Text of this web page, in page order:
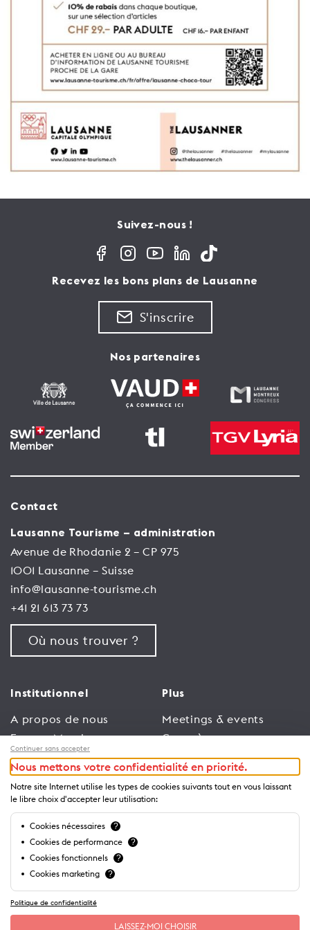
Suivez-nous !
Recevez les bons plans de Lausanne
S'inscrire
Nos partenaires
Contact
Lausanne Tourisme – administration
Avenue de Rhodanie 2 – CP 975
1001 Lausanne – Suisse
info@lausanne-tourisme.ch
+41 21 613 73 73
Où nous trouver ?
Institutionnel
A propos de nous
Espace Membres
Emploi
Conditions générales
d’utilisation
Politique de
confidentialité
Plus
Meetings & events
Congrès
Trade
Espace Médias
Annonceurs
Brochures et guides
Continuer sans accepter
Nous mettons votre confidentialité en priorité.
Notre site Internet utilise les types de cookies suivants tout en vous laissant
le libre choix d'accepter leur utilisation:
Cookies nécessaires ?
Cookies de performance ?
Cookies fonctionnels ?
Cookies marketing ?
Politique de confidentialité
LAISSEZ-MOI CHOISIR